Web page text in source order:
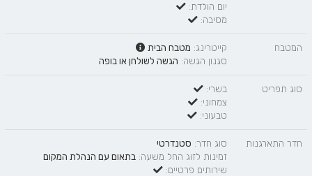
יום הולדת:
מסיבה:
המטבח קייטרינג: מטבח הבית
סגנון הגשה: הגשה לשולחן או בופה
סוג תפריט
בשרי:
צמחוני:
טבעוני:
חדר התארגנות סוג חדר: סטנדרטי
זמינות לזוג החל משעה: בתאום עם הנהלת המקום
שירותים פרטיים: